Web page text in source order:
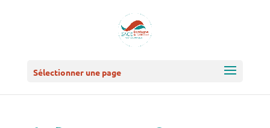
Sélectionner une page